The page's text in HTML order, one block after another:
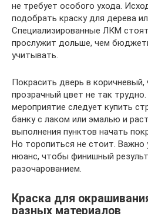
не требует особого ухода.
подобрать краску для дерева
Специализированные ЛКМ
прослужит дольше, чем
учитывать.
Покрасить дверь в коричневый,
прозрачный цвет не так
мероприятие следует купить
банку с лаком или эмалью и
выполнения пунктов начать
Но торопиться не стоит.
нюанс, чтобы финишный
разочарованием.
Краска для
разных материалов